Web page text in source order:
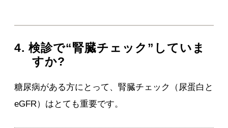
4. 検診で“腎臓チェック”していま
すか?
糖尿病がある方にとって、腎臓チェック（尿蛋白と
eGFR）はとても重要です。